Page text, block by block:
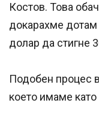
Костов. Това
докарахме дотам
долар да стигне
Подобен процес
което имаме